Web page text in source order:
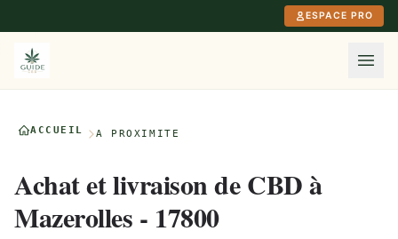
ESPACE PRO
ACCUEIL À PROXIMITÉ
Achat et livraison de CBD à
Mazerolles - 17800